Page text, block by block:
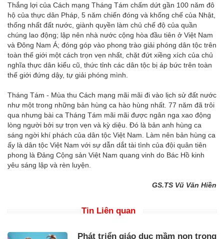
Thắng lợi của Cách mạng Tháng Tám chấm dứt gần 100 năm đô
hộ của thực dân Pháp, 5 năm chiến đóng và khống chế của Nhật,
thống nhất đất nước, giành quyền làm chủ chế độ của quần
chúng lao động; lập nên nhà nước cộng hòa đầu tiên ở Việt Nam
và Đông Nam Á; đóng góp vào phong trào giải phóng dân tộc trên
toàn thế giới một cách trọn vẹn nhất, chặt đứt xiềng xích của chủ
nghĩa thực dân kiểu cũ, thức tỉnh các dân tộc bị áp bức trên toàn
thế giới đứng dậy, tự giải phóng mình.
Tháng Tám - Mùa thu Cách mạng mãi mãi đi vào lịch sử đất nước
như một trong những bản hùng ca hào hùng nhất. 77 năm đã trôi
qua nhưng bài ca Tháng Tám mãi mãi được ngân nga xao động
lòng người bởi sự trọn vẹn và kỳ diệu. Đó là bản anh hùng ca
sáng ngời khí phách của dân tộc Việt Nam. Làm nên bản hùng ca
ấy là dân tộc Việt Nam với sự dẫn dắt tài tình của đội quân tiên
phong là Đảng Cộng sản Việt Nam quang vinh do Bác Hồ kinh
yêu sáng lập và rèn luyện.
GS.TS Vũ Văn Hiền
Tin Liên quan
Phát triển giáo dục mầm non trong